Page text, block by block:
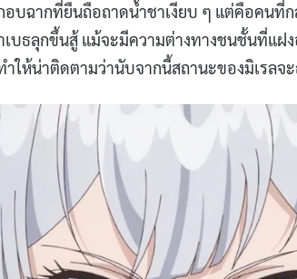
บฉากที่ยืนถือถาดน้ำชาเงียบ ๆ แต่คือคนที่
บธลุกขึ้นสู้ แม้จะมีความต่างทางชนชั้นที่แฝ
ให้น่าติดตามว่านับจากนี้สถานะของมิเรลจ